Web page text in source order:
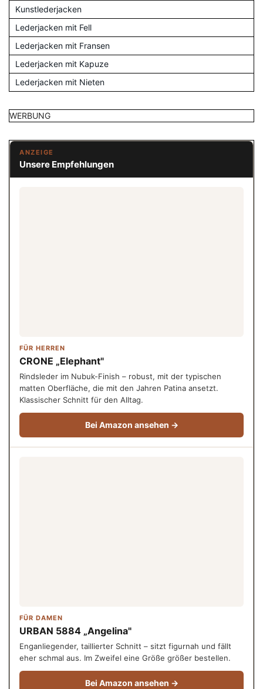
Kunstlederjacken
Lederjacken mit Fell
Lederjacken mit Fransen
Lederjacken mit Kapuze
Lederjacken mit Nieten
WERBUNG
ANZEIGE
Unsere Empfehlungen
FÜR HERREN
CRONE „Elephant"
Rindsleder im Nubuk-Finish – robust, mit der typischen
matten Oberfläche, die mit den Jahren Patina ansetzt.
Klassischer Schnitt für den Alltag.
Bei Amazon ansehen →
FÜR DAMEN
URBAN 5884 „Angelina"
Enganliegender, taillierter Schnitt – sitzt figurnah und fällt
eher schmal aus. Im Zweifel eine Größe größer bestellen.
Bei Amazon ansehen →